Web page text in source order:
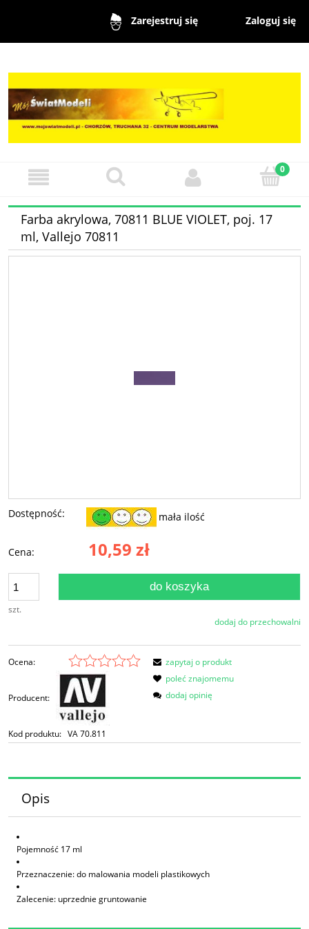
Zarejestruj się Zaloguj się
Farba akrylowa, 70811 BLUE VIOLET, poj. 17
ml, Vallejo 70811
Dostępność: mała ilość
Cena: 10,59 zł
szt.
do koszyka
dodaj do przechowalni
Ocena:
Producent:
Kod produktu: VA 70.811
zapytaj o produkt
poleć znajomemu
dodaj opinię
Opis
Pojemność 17 ml
Przeznaczenie: do malowania modeli plastikowych
Zalecenie: uprzednie gruntowanie